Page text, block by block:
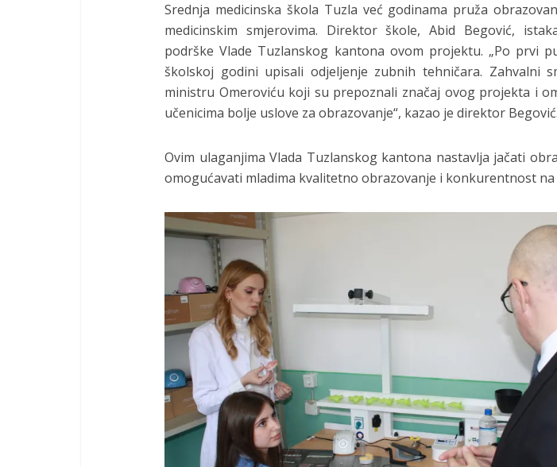
Srednja medicinska škola Tuzla već godinama pruža
medicinskim smjerovima. Direktor škole, Abid Begović,
podrške Vlade Tuzlanskog kantona ovom projektu. „Po prvi
školskoj godini upisali odjeljenje zubnih tehničara. Zahvalni
ministru Omeroviću koji su prepoznali značaj ovog projekta i
učenicima bolje uslove za obrazovanje“, kazao je direktor Begović.
Ovim ulaganjima Vlada Tuzlanskog kantona nastavlja jačati
omogućavati mladima kvalitetno obrazovanje i konkurentnost